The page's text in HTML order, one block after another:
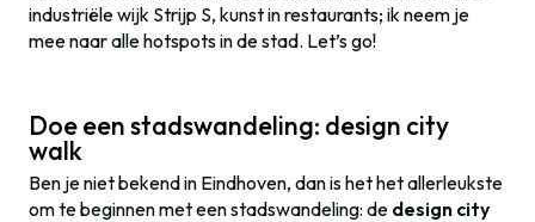
industriële wijk Strijp S, kunst in restaurants; ik neem je
mee naar alle hotspots in de stad. Let’s go!
Doe een stadswandeling: design city
walk
Ben je niet bekend in Eindhoven, dan is het het allerleukste
om te beginnen met een stadswandeling: de design city